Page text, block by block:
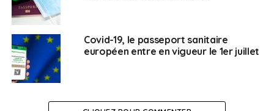
Covid-19, le passeport sanitaire
européen entre en vigueur le 1er juillet